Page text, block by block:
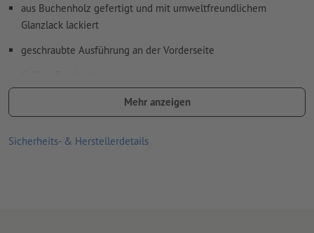
aus Buchenholz gefertigt und mit umweltfreundlichem
Glanzlack lackiert
geschraubte Ausführung an der Vorderseite
Die Stempel sind in verschiedensten Größen erhältlich, von
Rechteckig bis Rund
Mehr anzeigen
Sicherheits- & Herstellerdetails